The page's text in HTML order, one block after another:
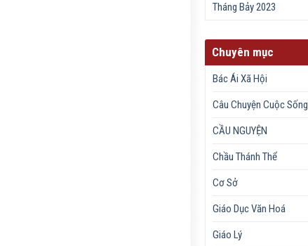
Tháng Bảy 2023
Chuyên mục
Bác Ái Xã Hội
Câu Chuyện Cuộc Sống
CẦU NGUYỆN
Chầu Thánh Thể
Cơ Sở
Giáo Dục Văn Hoá
Giáo Lý